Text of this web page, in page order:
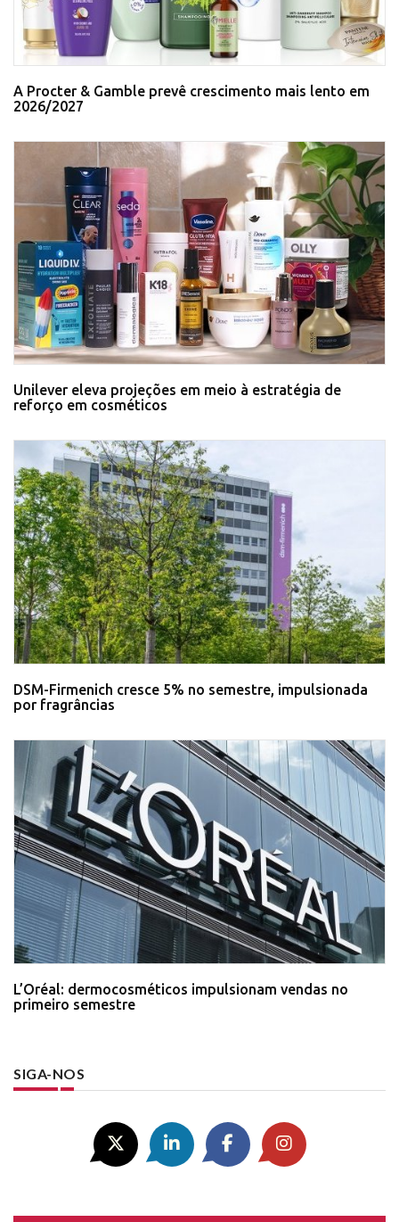
A Procter & Gamble prevê crescimento mais lento em
2026/2027
Unilever eleva projeções em meio à estratégia de
reforço em cosméticos
DSM-Firmenich cresce 5% no semestre, impulsionada
por fragrâncias
L’Oréal: dermocosméticos impulsionam vendas no
primeiro semestre
SIGA-NOS